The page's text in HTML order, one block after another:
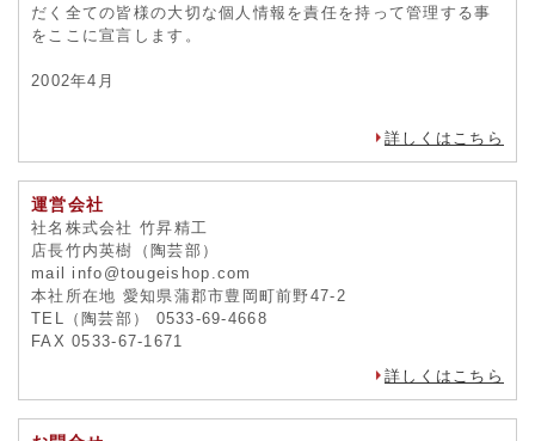
だく全ての皆様の大切な個人情報を責任を持って管理する事
をここに宣言します。
2002年4月
詳しくはこちら
運営会社
社名株式会社 竹昇精工
店長竹内英樹（陶芸部）
mail info@tougeishop.com
本社所在地 愛知県蒲郡市豊岡町前野47-2
TEL（陶芸部） 0533-69-4668
FAX 0533-67-1671
詳しくはこちら